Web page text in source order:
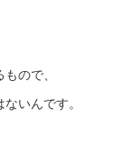
ので、
いんです。